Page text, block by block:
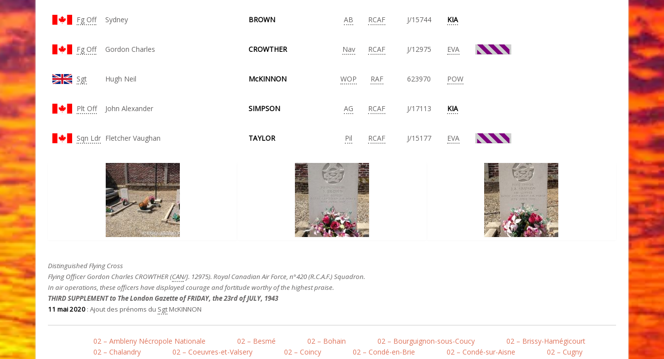
Fg Off Sydney BROWN AB RCAF J/15744 KIA
Fg Off Gordon Charles CROWTHER Nav RCAF J/12975 EVA
Sgt Hugh Neil McKINNON WOP RAF 623970 POW
Plt Off John Alexander SIMPSON AG RCAF J/17113 KIA
Sqn Ldr Fletcher Vaughan TAYLOR Pil RCAF J/15177 EVA
Distinguished Flying Cross
Flying Officer Gordon Charles CROWTHER (CAN/J. 12975). Royal Canadian Air Force, n°420 (R.C.A.F.) Squadron.
In air operations, these officers have displayed courage and fortitude worthy of the highest praise.
THIRD SUPPLEMENT to The London Gazette of FRIDAY, the 23rd of JULY, 1943
11 mai 2020 : Ajout des prénoms du SgtMcKINNON
02 – Ambleny Nécropole Nationale 02 – Besmé 02 – Bohain 02 – Bourguignon-sous-Coucy
02 – Brissy-Hamégicourt
02 – Chalandry
02 – Coeuvres-et-Valsery 02 – Coincy 02 – Condé-en-Brie 02 – Condé-sur-Aisne
02 – Cugny